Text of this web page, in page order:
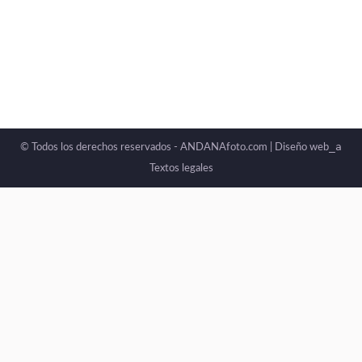
© Todos los derechos reservados - ANDANAfoto.com | Diseño web _a
Textos legales